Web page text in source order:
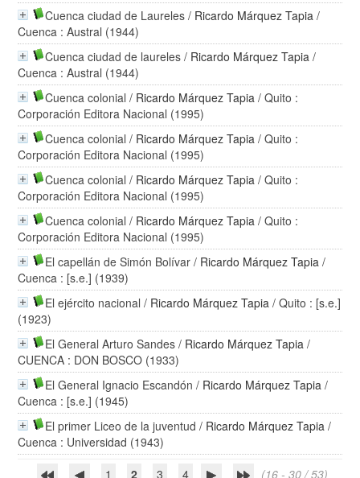
Cuenca ciudad de Laureles / Ricardo Márquez Tapia /
Cuenca : Austral (1944)
Cuenca ciudad de laureles / Ricardo Márquez Tapia /
Cuenca : Austral (1944)
Cuenca colonial / Ricardo Márquez Tapia / Quito :
Corporación Editora Nacional (1995)
Cuenca colonial / Ricardo Márquez Tapia / Quito :
Corporación Editora Nacional (1995)
Cuenca colonial / Ricardo Márquez Tapia / Quito :
Corporación Editora Nacional (1995)
Cuenca colonial / Ricardo Márquez Tapia / Quito :
Corporación Editora Nacional (1995)
El capellán de Simón Bolívar / Ricardo Márquez Tapia /
Cuenca : [s.e.] (1939)
El ejército nacional / Ricardo Márquez Tapia / Quito : [s.e.]
(1923)
El General Arturo Sandes / Ricardo Márquez Tapia /
CUENCA : DON BOSCO (1933)
El General Ignacio Escandón / Ricardo Márquez Tapia /
Cuenca : [s.e.] (1945)
El primer Liceo de la juventud / Ricardo Márquez Tapia /
Cuenca : Universidad (1943)
1
2 3 4 (16 - 30 / 53)